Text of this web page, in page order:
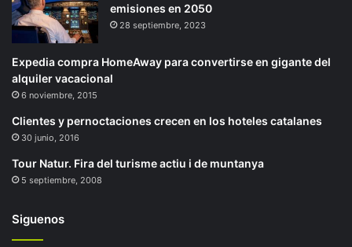
emisiones en 2050
28 septiembre, 2023
Expedia compra HomeAway para convertirse en gigante del
alquiler vacacional
6 noviembre, 2015
Clientes y pernoctaciones crecen en los hoteles catalanes
30 junio, 2016
Tour Natur. Fira del turisme actiu i de muntanya
5 septiembre, 2008
Siguenos